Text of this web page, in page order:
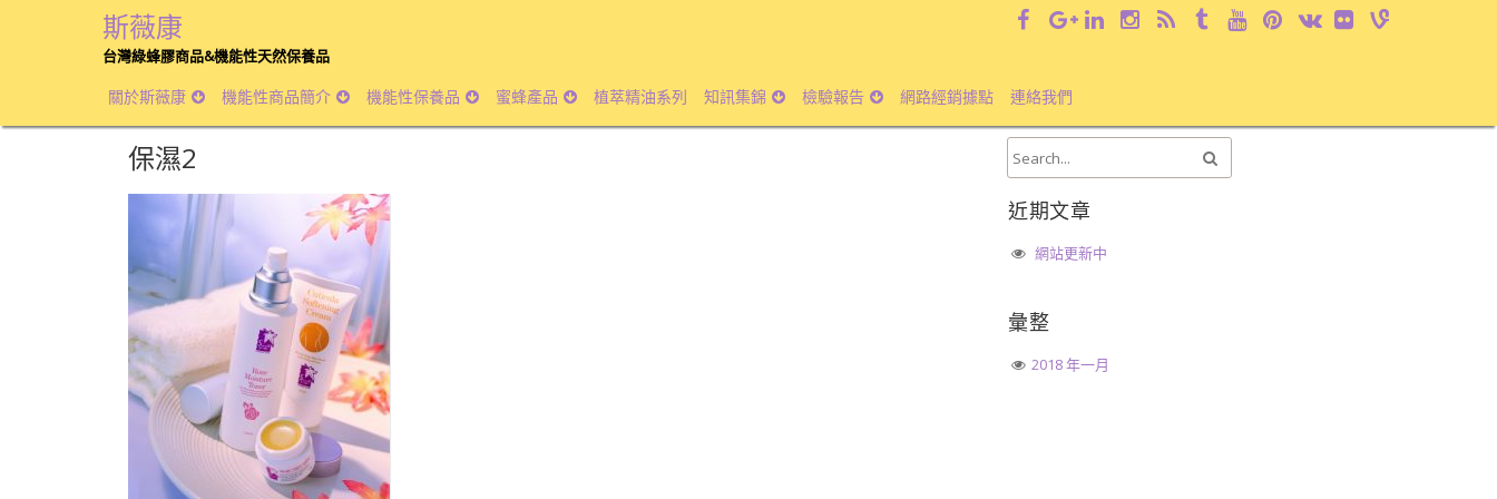
斯薇康
台灣綠蜂膠商品&機能性天然保養品
關於斯薇康 機能性商品簡介 機能性保養品 蜜蜂產品 植萃精油系列 知訊集錦 檢驗報告 網路經銷據點 連絡我們
保濕2
近期文章
網站更新中
彙整
2018 年一月